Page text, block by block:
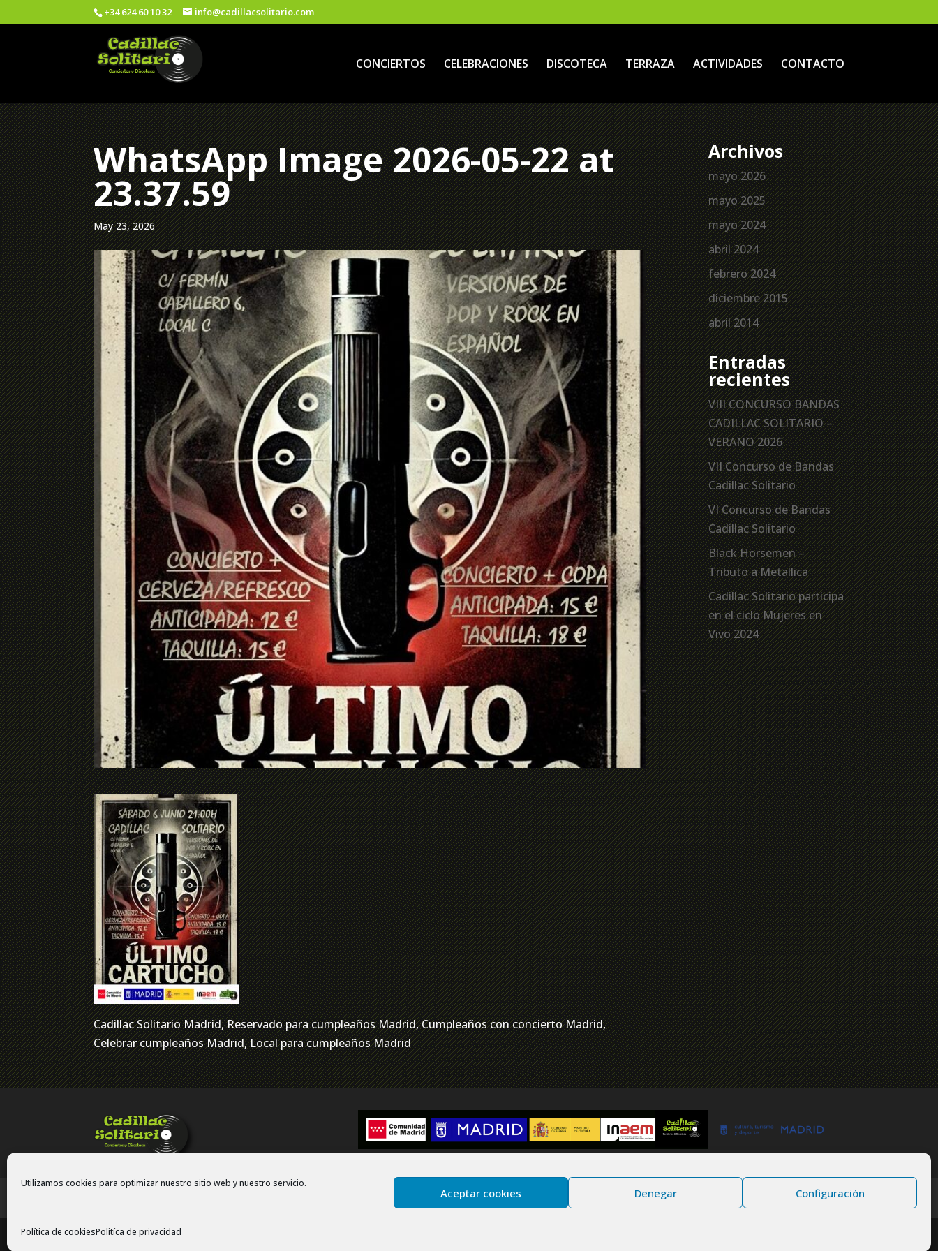
Utilizamos cookies para optimizar nuestro sitio web y nuestro servicio.
Aceptar cookies Denegar Configuración
Política de cookiesPolitíca de privacidad
+34 624 60 10 32 info@cadillacsolitario.com
CONCIERTOS CELEBRACIONES DISCOTECA TERRAZA ACTIVIDADES CONTACTO
WhatsApp Image 2026-05-22 at
23.37.59
May 23, 2026
Cadillac Solitario Madrid, Reservado para cumpleaños Madrid, Cumpleaños con concierto Madrid,
Celebrar cumpleaños Madrid, Local para cumpleaños Madrid
Archivos
mayo 2026
mayo 2025
mayo 2024
abril 2024
febrero 2024
diciembre 2015
abril 2014
Entradas
recientes
VIII CONCURSO BANDAS
CADILLAC SOLITARIO –
VERANO 2026
VII Concurso de Bandas
Cadillac Solitario
VI Concurso de Bandas
Cadillac Solitario
Black Horsemen –
Tributo a Metallica
Cadillac Solitario participa
en el ciclo Mujeres en
Vivo 2024
Copyright © 2024 Cadillac Solitario. Todos los derechos reservados.